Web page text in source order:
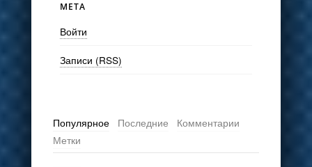
МЕТА
Войти
Записи (RSS)
Популярное Последние
Комментарии
Метки